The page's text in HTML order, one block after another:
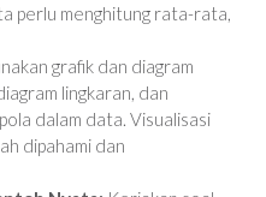
perlu menghitung rata-rata,
grafik dan diagram
lingkaran, dan
dalam data. Visualisasi
dipahami dan